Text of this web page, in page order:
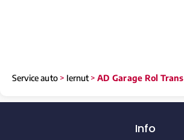
Service auto> Iernut>AD Garage Rol Trans
Info